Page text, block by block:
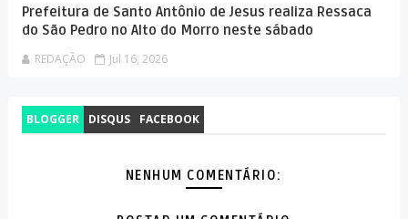
Prefeitura de Santo Antônio de Jesus realiza Ressaca
do São Pedro no Alto do Morro neste sábado
REDAÇÃO Jul 16, 2026
BLOGGER DISQUS FACEBOOK
NENHUM COMENTÁRIO: